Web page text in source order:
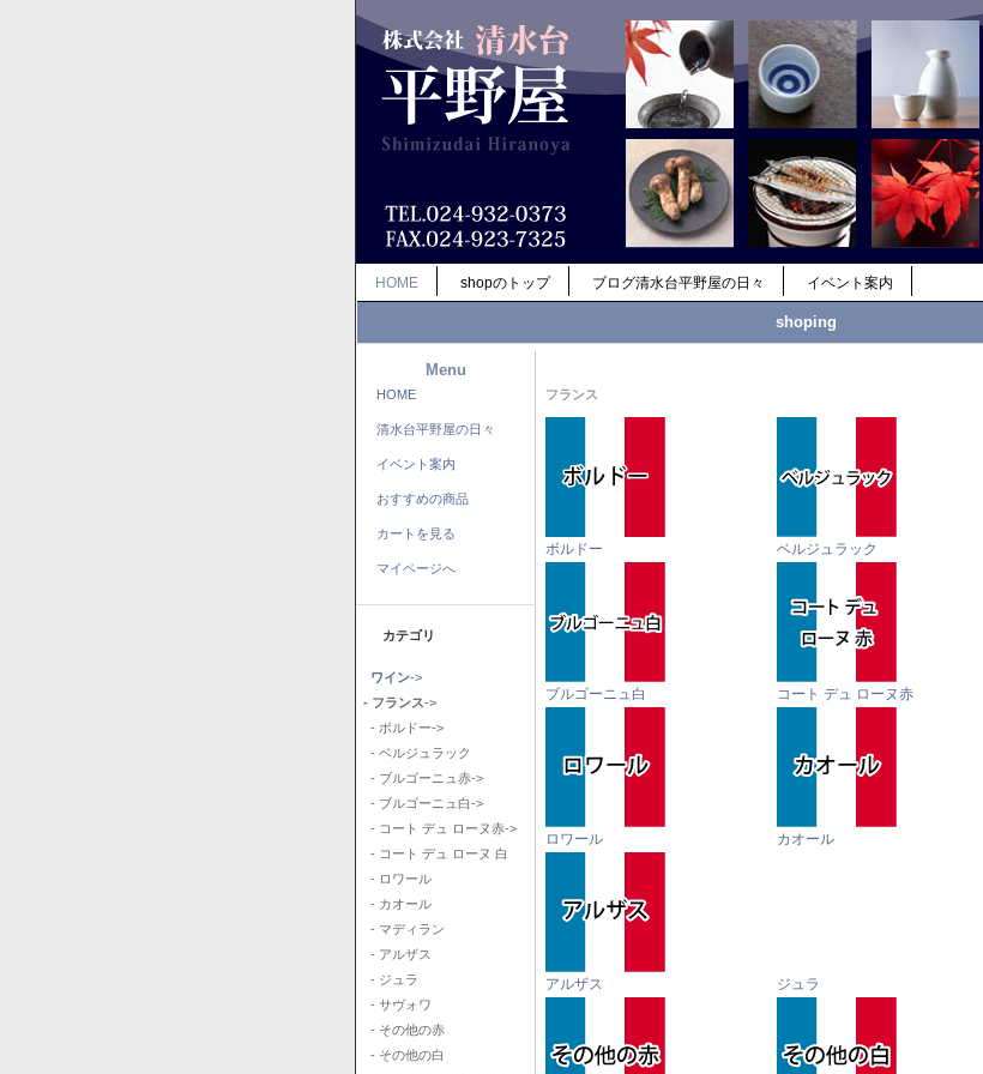
HOME shopのトップ ブログ清水台平野屋の日々 イベント案内
shoping
Menu
HOME
清水台平野屋の日々
イベント案内
おすすめの商品
カートを見る
マイページへ
カテゴリ
ワイン->
- フランス->
- ボルドー->
- ベルジュラック
- ブルゴーニュ赤->
- ブルゴーニュ白->
- コート デュ ローヌ赤->
- コート デュ ローヌ 白
- ロワール
- カオール
- マディラン
- アルザス
- ジュラ
- サヴォワ
- その他の赤
- その他の白
フランス
ボルドー ベルジュラック
ブルゴーニュ白 コート デュ ローヌ赤
ロワール カオール
アルザス ジュラ